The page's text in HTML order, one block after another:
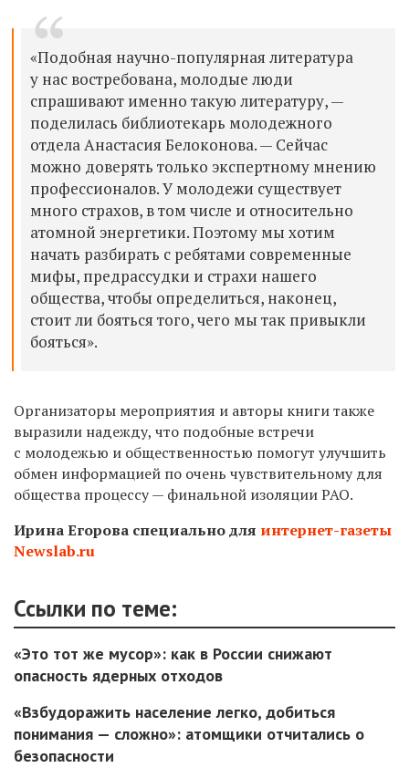
«Подобная научно-популярная литература
у нас востребована, молодые люди
спрашивают именно такую литературу, —
поделилась библиотекарь молодежного
отдела Анастасия Белоконова. — Сейчас
можно доверять только экспертному мнению
профессионалов. У молодежи существует
много страхов, в том числе и относительно
атомной энергетики. Поэтому мы хотим
начать разбирать с ребятами современные
мифы, предрассудки и страхи нашего
общества, чтобы определиться, наконец,
стоит ли бояться того, чего мы так привыкли
бояться».
Организаторы мероприятия и авторы книги также
выразили надежду, что подобные встречи
с молодежью и общественностью помогут улучшить
обмен информацией по очень чувствительному для
общества процессу — финальной изоляции РАО.
Ирина Егорова специально для интернет-газеты
Newslab.ru
Ссылки по теме:
«Это тот же мусор»: как в России снижают
опасность ядерных отходов
«Взбудоражить население легко, добиться
понимания — сложно»: атомщики отчитались о
безопасности